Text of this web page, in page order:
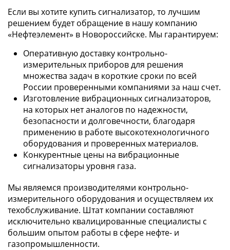
Если вы хотите купить сигнализатор, то лучшим
решением будет обращение в нашу компанию
«Нефтеэлемент» в Новороссийске. Мы гарантируем:
Оперативную доставку контрольно-
измерительных приборов для решения
множества задач в короткие сроки по всей
России проверенными компаниями за наш счет.
Изготовление вибрационных сигнализаторов,
на которых нет аналогов по надежности,
безопасности и долговечности, благодаря
применению в работе высокотехнологичного
оборудования и проверенных материалов.
Конкурентные цены на вибрационные
сигнализаторы уровня газа.
Мы являемся производителями контрольно-
измерительного оборудования и осуществляем их
техобслуживание. Штат компании составляют
исключительно квалицированные специалисты с
большим опытом работы в сфере нефте- и
газопромышленности.